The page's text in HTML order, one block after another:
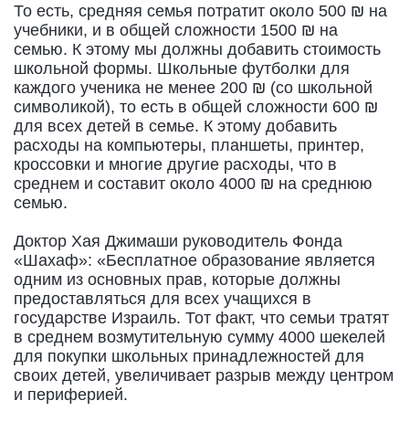
То есть, средняя семья потратит около 500 ₪ на
учебники, и в общей сложности 1500 ₪ на
семью. К этому мы должны добавить стоимость
школьной формы. Школьные футболки для
каждого ученика не менее 200 ₪ (со школьной
символикой), то есть в общей сложности 600 ₪
для всех детей в семье. К этому добавить
расходы на компьютеры, планшеты, принтер,
кроссовки и многие другие расходы, что в
среднем и составит около 4000 ₪ на среднюю
семью.
Доктор Хая Джимаши руководитель Фонда
«Шахаф»: «Бесплатное образование является
одним из основных прав, которые должны
предоставляться для всех учащихся в
государстве Израиль. Тот факт, что семьи тратят
в среднем возмутительную сумму 4000 шекелей
для покупки школьных принадлежностей для
своих детей, увеличивает разрыв между центром
и периферией.